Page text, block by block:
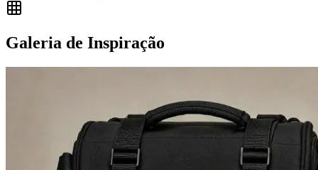
Galeria de Inspiração